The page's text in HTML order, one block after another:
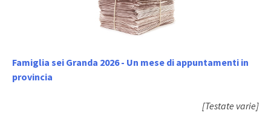
Famiglia sei Granda 2026 - Un mese di appuntamenti in
provincia
[Testate varie]